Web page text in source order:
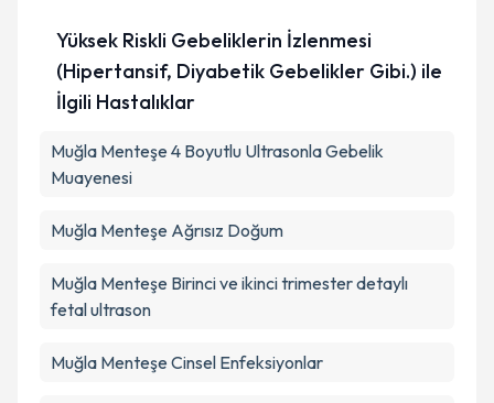
Yüksek Riskli Gebeliklerin İzlenmesi
(Hipertansif, Diyabetik Gebelikler Gibi.) ile
İlgili Hastalıklar
Muğla Menteşe 4 Boyutlu Ultrasonla Gebelik
Muayenesi
Muğla Menteşe Ağrısız Doğum
Muğla Menteşe Birinci ve ikinci trimester detaylı
fetal ultrason
Muğla Menteşe Cinsel Enfeksiyonlar